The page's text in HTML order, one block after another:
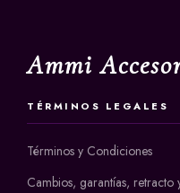
Ammi
TÉRMINOS LEGALES
Términos y Condiciones
Cambios, garantías, retracto